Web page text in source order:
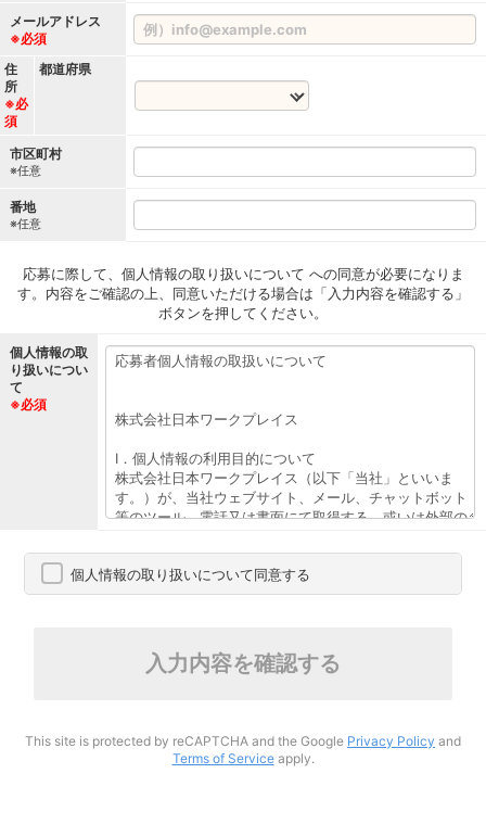
メールアドレス
※必須
住
所
※必
須
都道府県
市区町村
※任意
番地
※任意
応募に際して、個人情報の取り扱いについて への同意が必要になりま
す。内容をご確認の上、同意いただける場合は「入力内容を確認する」
ボタンを押してください。
個人情報の取
り扱いについ
て
※必須
個人情報の取り扱いについて同意する
入力内容を確認する
This site is protected by reCAPTCHA and the Google Privacy Policy and
Terms of Serviceapply.